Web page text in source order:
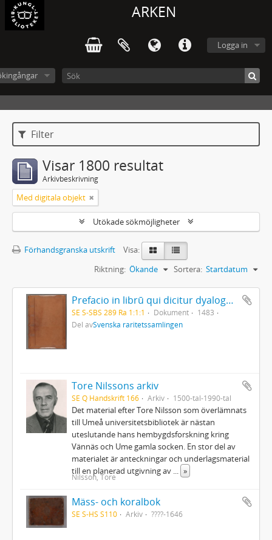
ARKEN
Logga in
Filter
Visar 1800 resultat
Arkivbeskrivning
Med digitala objekt
Utökade sökmöjligheter
Förhandsgranska utskrift
Visa:
Sortera: Startdatum
Riktning: Ökande
Prefacio in librū qui dicitur dyalogus creaturar[um] moralizatus omni materie morali iocundo et edificatiuo modo applicabilis. - 1483
SE S-SBS 289 Ra 1:1:1 Dokument
1483
Del avSvenska raritetssamlingen
Tore Nilssons arkiv
SE Q Handskrift 166 Arkiv 1500-tal-1990-tal
Det material efter Tore Nilsson som överlämnats
till Umeå universitetsbibliotek är nästan
uteslutande hans hembygdsforskning kring
Vännäs och Ume gamla socken. En stor del av
materialet är anteckningar och underlagsmaterial
till en planerad utgivning av
»
Nilsson, Tore
Mäss- och koralbok
SE S-HS S110 Arkiv ????-1646